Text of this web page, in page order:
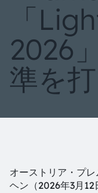
「
2026
準を
オーストリア・プ
ヘン（2026年3月